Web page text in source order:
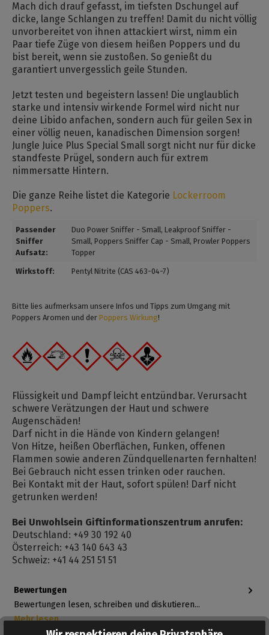
Mach dich drauf gefasst, im tiefsten Dschungel auf
dicke, lange Schlangen zu treffen! Damit du nicht völlig
unvorbereitet von ihnen attackiert wirst, nimm ein
Paar tiefe Züge von diesem heißen Poppers und du
bist bereit, wenn sie zustoßen. So genießt du
garantiert unvergesslich geile Stunden.
Jetzt testen und begeistern lassen! Die unglaublich
starke und intensiv wirkende Formel wird nicht nur
deine Libido anfachen, sondern auch für geilen Sex in
einer völlig neuen, kanadischen Dimension sorgen!
Jungle Juice Plus Special Small sorgt nicht nur für dicke
standfeste Prügel, sondern auch für extrem
nimmersatte Hintern.
Die ganze Reihe listet die Kategorie Lockerroom
Poppers.
Passender
Sniffer
Aufsatz:
Duo Power Sniffer - Small, Leakproof Sniffer -
Small, Poppers Sniffer Cap - Small, Prowler Poppers
Topper
Wirkstoff: Pentyl Nitrite (CAS 463-04-7)
Bitte lies aufmerksam unsere Infos und Tipps zum Umgang mit
Poppers Aromen und der Poppers Wirkung!
Flüssigkeit und Dampf leicht entzündbar. Verursacht
schwere Verätzungen der Haut und schwere
Augenschäden!
Darf nicht in die Hände von Kindern gelangen!
Von Hitze, heißen Oberflächen, Funken, offenen
Flammen sowie anderen Zündquellenarten fernhalten!
Bei Gebrauch nicht essen trinken oder rauchen.
Bei Kontakt mit der Haut, sofort spülen! Darf nicht
getrunken werden!
Bei Unwohlsein Giftinformationszentrum anrufen:
Deutschland: +49 30 192 40
Österreich: +43 140 643 43
Schweiz: +41 44 251 51 51
Bewertungen
Bewertungen lesen, schreiben und diskutieren...
Mehr lesen